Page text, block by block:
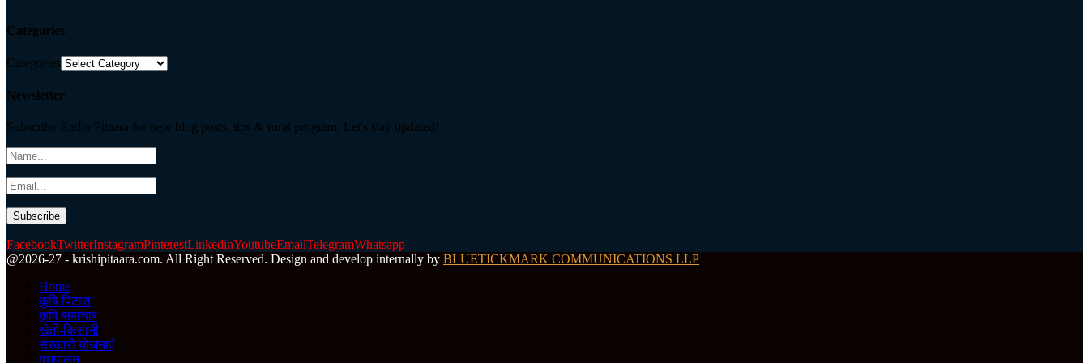
Categories
Categories
Newsletter
Subscribe Radio Pitaara for new blog posts, tips & rural program. Let's stay updated!
FacebookTwitterInstagramPinterestLinkedinYoutubeEmailTelegramWhatsapp
@2026-27 - krishipitaara.com. All Right Reserved. Design and develop internally by BLUETICKMARK COMMUNICATIONS LLP
Home
कृषि पिटारा
कृषि समाचार
खेती-किसानी
सरकारी योजनाएँ
पशुपालन